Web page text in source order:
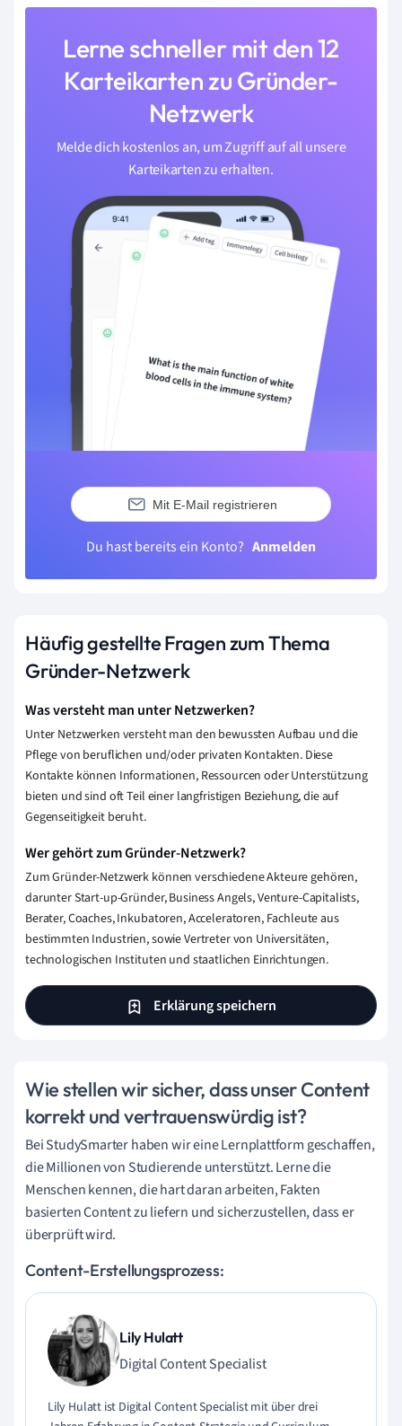
Lerne schneller mit den 12
Karteikarten zu Gründer-
Netzwerk
Melde dich kostenlos an, um Zugriff auf all unsere
Karteikarten zu erhalten.
Mit E-Mail registrieren
Du hast bereits ein Konto? Anmelden
Häufig gestellte Fragen zum Thema
Gründer-Netzwerk
Was versteht man unter Netzwerken?
Unter Netzwerken versteht man den bewussten Aufbau und die
Pflege von beruflichen und/oder privaten Kontakten. Diese
Kontakte können Informationen, Ressourcen oder Unterstützung
bieten und sind oft Teil einer langfristigen Beziehung, die auf
Gegenseitigkeit beruht.
Wer gehört zum Gründer-Netzwerk?
Zum Gründer-Netzwerk können verschiedene Akteure gehören,
darunter Start-up-Gründer, Business Angels, Venture-Capitalists,
Berater, Coaches, Inkubatoren, Acceleratoren, Fachleute aus
bestimmten Industrien, sowie Vertreter von Universitäten,
technologischen Instituten und staatlichen Einrichtungen.
Erklärung speichern
Wie stellen wir sicher, dass unser Content
korrekt und vertrauenswürdig ist?
Bei StudySmarter haben wir eine Lernplattform geschaffen,
die Millionen von Studierende unterstützt. Lerne die
Menschen kennen, die hart daran arbeiten, Fakten
basierten Content zu liefern und sicherzustellen, dass er
überprüft wird.
Content-Erstellungsprozess:
Lily Hulatt
Digital Content Specialist
Lily Hulatt ist Digital Content Specialist mit über drei